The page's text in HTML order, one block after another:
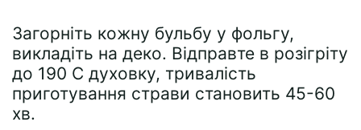
Загорніть кожну бульбу у фольгу,
викладіть на деко. Відправте в розігріту
до 190 С духовку, тривалість
приготування страви становить 45-60
хв.